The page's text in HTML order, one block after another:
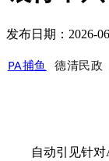
发布日期：2026-
PA捕鱼 德清民政
自动引见针对AI